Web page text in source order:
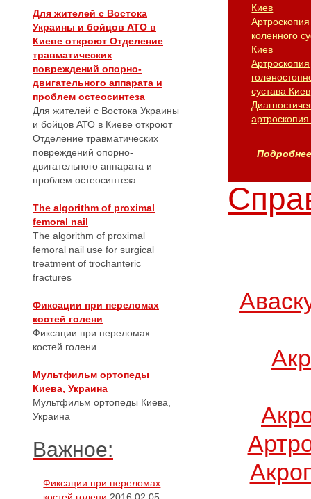
Для жителей с Востока
Украины и бойцов АТО в
Киеве откроют Отделение
травматических
повреждений опорно-
двигательного аппарата и
проблем остеосинтеза
Для жителей с Востока Украины
и бойцов АТО в Киеве откроют
Отделение травматических
повреждений опорно-
двигательного аппарата и
проблем остеосинтеза
The algorithm of proximal
femoral nail
The algorithm of proximal
femoral nail use for surgical
treatment of trochanteric
fractures
Фиксации при переломах
костей голени
Фиксации при переломах
костей голени
Мультфильм ортопеды
Киева, Украина
Мультфильм ортопеды Киева,
Украина
Важное:
Фиксации при переломах
Киев
Артроскопия
коленного
Киев
Артроскопия
сустава Киев